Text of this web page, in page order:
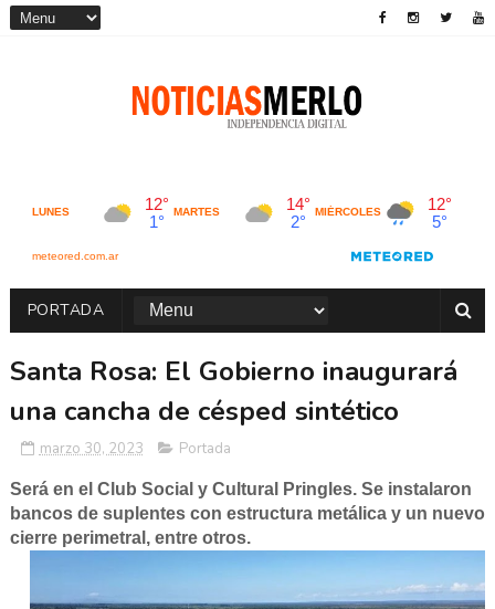
PORTADA
Santa Rosa: El Gobierno inaugurará
una cancha de césped sintético
marzo 30, 2023 Portada
Será en el Club Social y Cultural Pringles. Se instalaron
bancos de suplentes con estructura metálica y un nuevo
cierre perimetral, entre otros.